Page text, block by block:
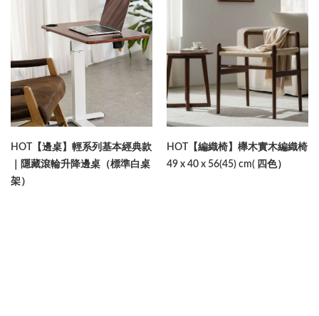
HOT【邊桌】輕系列基本經典款
｜隱藏滾輪升降邊桌（標準白桌
架）
HOT【編織椅】櫸木實木編織椅
49 x 40 x 56(45) cm( 四色）